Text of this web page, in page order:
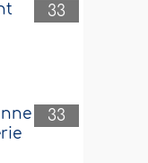
33
33